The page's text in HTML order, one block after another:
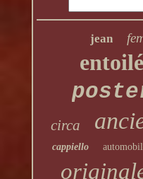
jean
circa
cappiello